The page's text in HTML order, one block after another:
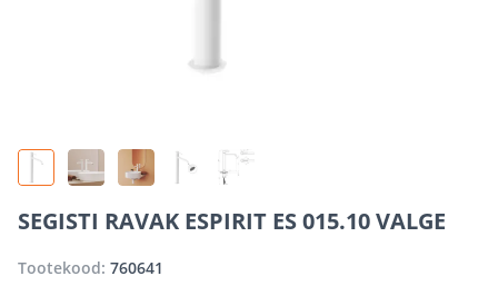
SEGISTI RAVAK ESPIRIT ES 015.10 VALGE
Tootekood: 760641